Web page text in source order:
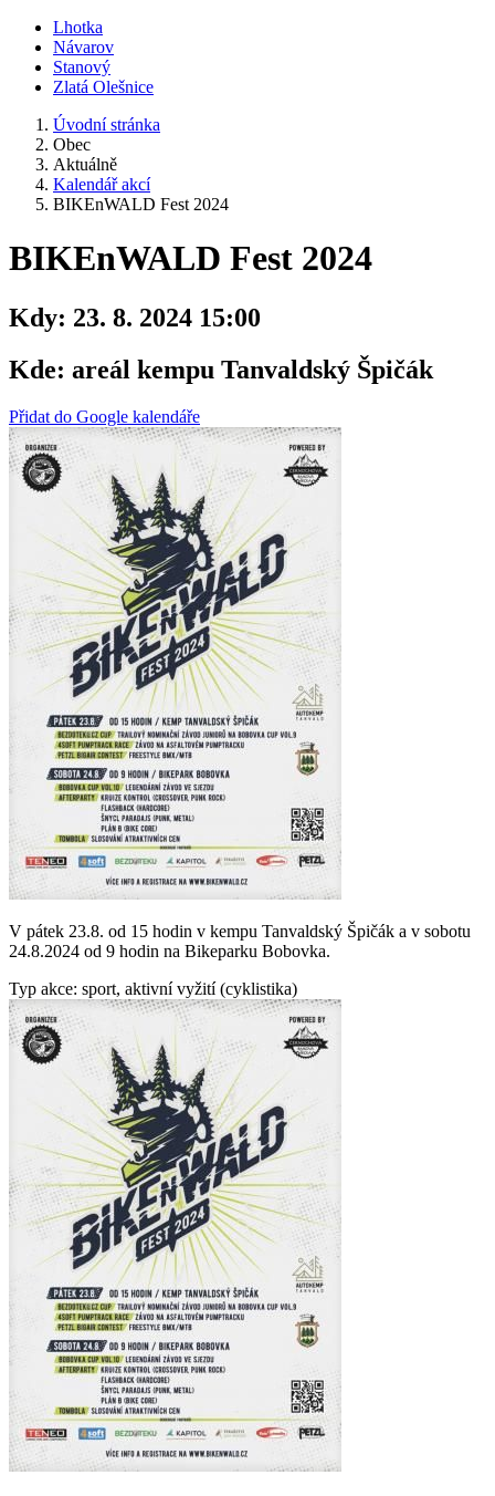
Lhotka
Návarov
Stanový
Zlatá Olešnice
Úvodní stránka
Obec
Aktuálně
Kalendář akcí
BIKEnWALD Fest 2024
BIKEnWALD Fest 2024
Kdy: 23. 8. 2024 15:00
Kde: areál kempu Tanvaldský Špičák
Přidat do Google kalendáře
V pátek 23.8. od 15 hodin v kempu Tanvaldský Špičák a v sobotu
24.8.2024 od 9 hodin na Bikeparku Bobovka.
Typ akce: sport, aktivní vyžití (cyklistika)